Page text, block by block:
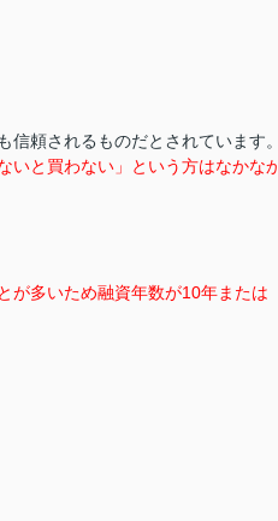
信頼されるものだとされています
いと買わない」という方はなかな
が多いため融資年数が10年または